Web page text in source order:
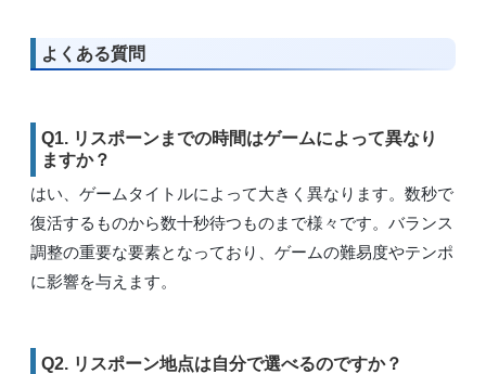
よくある質問
Q1. リスポーンまでの時間はゲームによって異なり
ますか？
はい、ゲームタイトルによって大きく異なります。数秒で
復活するものから数十秒待つものまで様々です。バランス
調整の重要な要素となっており、ゲームの難易度やテンポ
に影響を与えます。
Q2. リスポーン地点は自分で選べるのですか？